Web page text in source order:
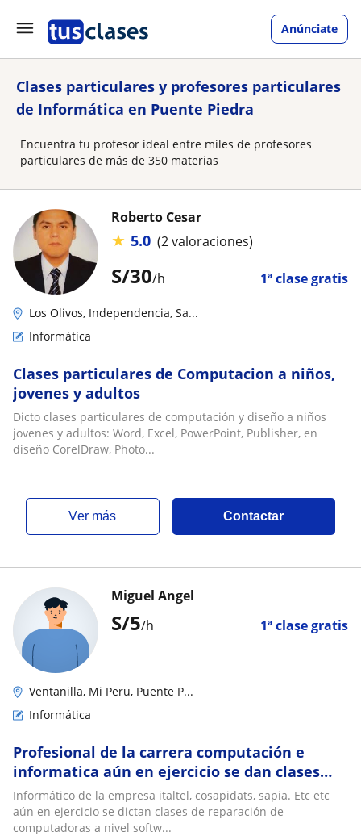
Anúnciate
Clases particulares y profesores particulares
de Informática en Puente Piedra
Encuentra tu profesor ideal entre miles de profesores
particulares de más de 350 materias
S/30/h 1ª clase gratis
Roberto Cesar
★ 5.0 (2 valoraciones)
Los Olivos, Independencia, Sa...
Informática
Clases particulares de Computacion a niños,
jovenes y adultos
Dicto clases particulares de computación y diseño a niños
jovenes y adultos: Word, Excel, PowerPoint, Publisher, en
diseño CorelDraw, Photo...
ver más Contactar
S/5/h 1ª clase gratis
Miguel Angel
Ventanilla, Mi Peru, Puente P...
Informática
Profesional de la carrera computación e
informatica aún en ejercicio se dan clases
presenciales y virtuales
Informático de la empresa italtel, cosapidats, sapia. Etc etc
aún en ejercicio se dictan clases de reparación de
computadoras a nivel softw...